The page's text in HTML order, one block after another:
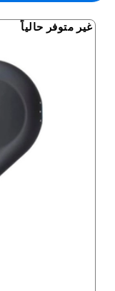
غير متوفر حالياً